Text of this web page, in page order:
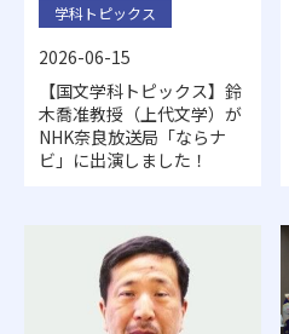
学科トピックス
2026-06-15
【国文学科トピックス】鈴
木喬准教授（上代文学）が
NHK奈良放送局「ならナ
ビ」に出演しました！